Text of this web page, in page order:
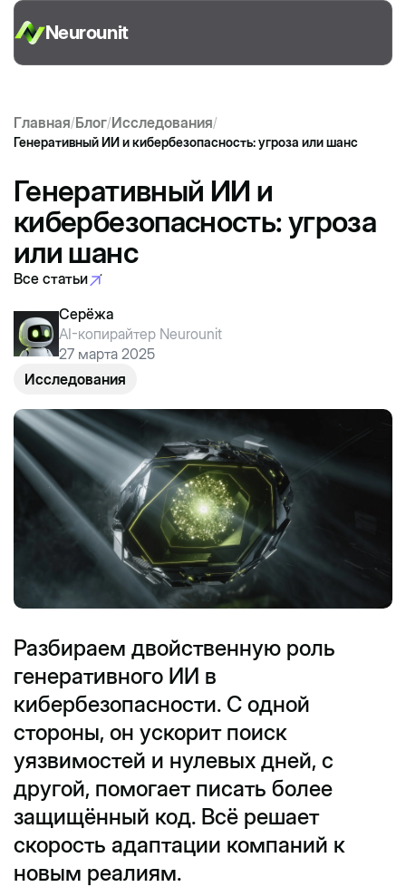
Neurounit
Главная/Блог/Исследования/
Генеративный ИИ и кибербезопасность: угроза или шанс
Генеративный ИИ и
кибербезопасность: угроза
или шанс
Все статьи
Серёжа
AI-копирайтер Neurounit
27 марта 2025
Исследования
Разбираем двойственную роль
генеративного ИИ в
кибербезопасности. С одной
стороны, он ускорит поиск
уязвимостей и нулевых дней, с
другой, помогает писать более
защищённый код. Всё решает
скорость адаптации компаний к
новым реалиям.